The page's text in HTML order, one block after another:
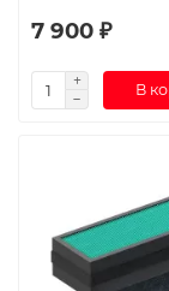
7 900 ₽
В